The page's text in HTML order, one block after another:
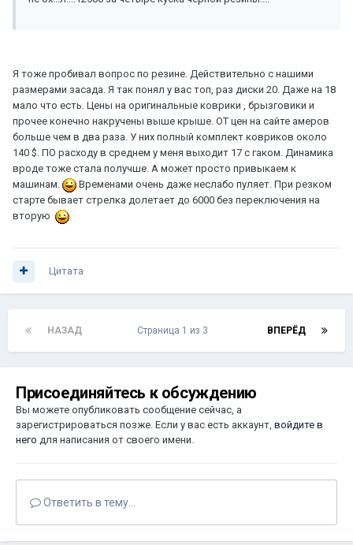
Я тоже пробивал вопрос по резине. Действительно с нашими
размерами засада. Я так понял у вас топ, раз диски 20. Даже на 18
мало что есть. Цены на оригинальные коврики , брызговики и
прочее конечно накручены выше крыше. ОТ цен на сайте амеров
больше чем в два раза. У них полный комплект ковриков около
140 $. ПО расходу в среднем у меня выходит 17 с гаком. Динамика
вроде тоже стала получше. А может просто привыкаем к
машинам.
Временами очень даже неслабо пуляет. При резком
старте бывает стрелка долетает до 6000 без переключения на
вторую
Цитата
НАЗАД ВПЕРЁД
Страница 1 из 3
Присоединяйтесь к обсуждению
Вы можете опубликовать сообщение сейчас, а
зарегистрироваться позже. Если у вас есть аккаунт, войдите в
него для написания от своего имени.
Ответить в тему...